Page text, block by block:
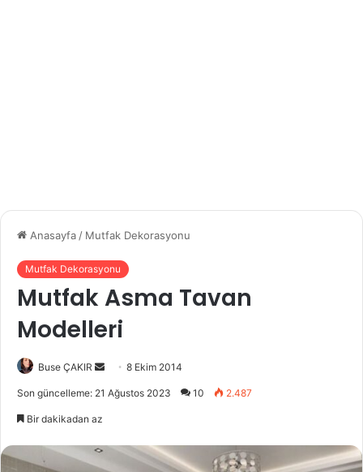
Anasayfa / Mutfak Dekorasyonu
Mutfak Dekorasyonu
Mutfak Asma Tavan
Modelleri
Buse ÇAKIR
-
8 Ekim 2014
Son güncelleme: 21 Ağustos 2023 10 2.487
Bir dakikadan az